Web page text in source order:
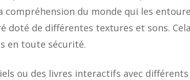
compréhension du monde qui les
doté de différentes textures et sons.
en toute sécurité.
ou des livres interactifs avec